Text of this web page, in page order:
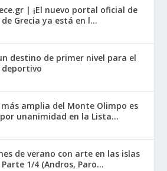
| ¡El nuevo portal oficial de
Grecia ya está en l...
destino de primer nivel para el
más amplia del Monte Olimpo es
unanimidad en la Lista...
de verano con arte en las islas
1/4 (Andros, Paro...